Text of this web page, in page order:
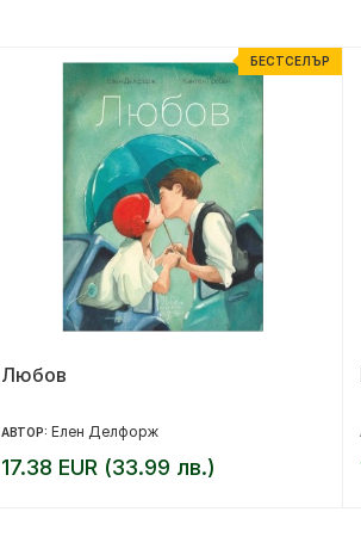
БЕСТСЕЛЪР
Любов
АВТОР: Елен Делфорж
17.38 EUR (33.99 лв.)